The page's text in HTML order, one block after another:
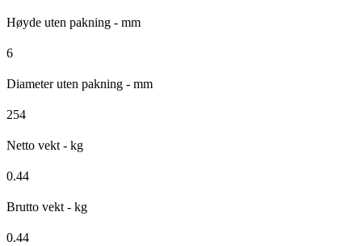
Høyde uten pakning - mm
6
Diameter uten pakning - mm
254
Netto vekt - kg
0.44
Brutto vekt - kg
0.44